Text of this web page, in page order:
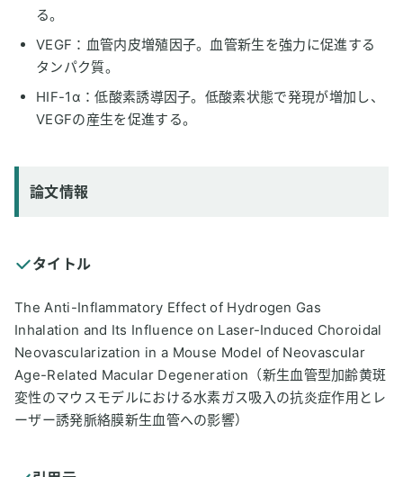
る。
VEGF：血管内皮増殖因子。血管新生を強力に促進する
タンパク質。
HIF-1α：低酸素誘導因子。低酸素状態で発現が増加し、
VEGFの産生を促進する。
論文情報
タイトル
The Anti-Inflammatory Effect of Hydrogen Gas
Inhalation and Its Influence on Laser-Induced Choroidal
Neovascularization in a Mouse Model of Neovascular
Age-Related Macular Degeneration（新生血管型加齢黄斑
変性のマウスモデルにおける水素ガス吸入の抗炎症作用とレ
ーザー誘発脈絡膜新生血管への影響）